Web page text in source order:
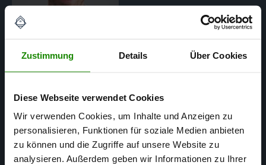
Zustimmung Details Über Cookies
Diese Webseite verwendet Cookies
Wir verwenden Cookies, um Inhalte und Anzeigen zu
personalisieren, Funktionen für soziale Medien anbieten
zu können und die Zugriffe auf unsere Website zu
analysieren. Außerdem geben wir Informationen zu Ihrer
Matthias Mertens
SACHVERSTÄNDIGER FÜR
IMMOBILIENBEWERTUNG
Matthias Mertens ist aufgrund seiner langjährigen